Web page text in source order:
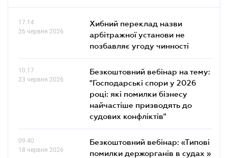
17.14
26 червня 2026
Хибний переклад назви
арбітражної установи не
позбавляє угоду чинності
10.17
23 червня 2026
Безкоштовний вебінар на тему:
"Господарські спори у 2026
році: які помилки бізнесу
найчастіше призводять до
судових конфліктів"
09.40
18 червня 2026
Безкоштовний вебінар: «Типові
помилки держорганів в судах »